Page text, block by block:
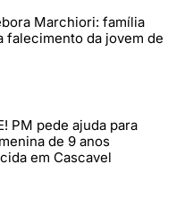
Marchiori: família
falecimento da jovem de
PM pede ajuda para
de 9 anos
em Cascavel